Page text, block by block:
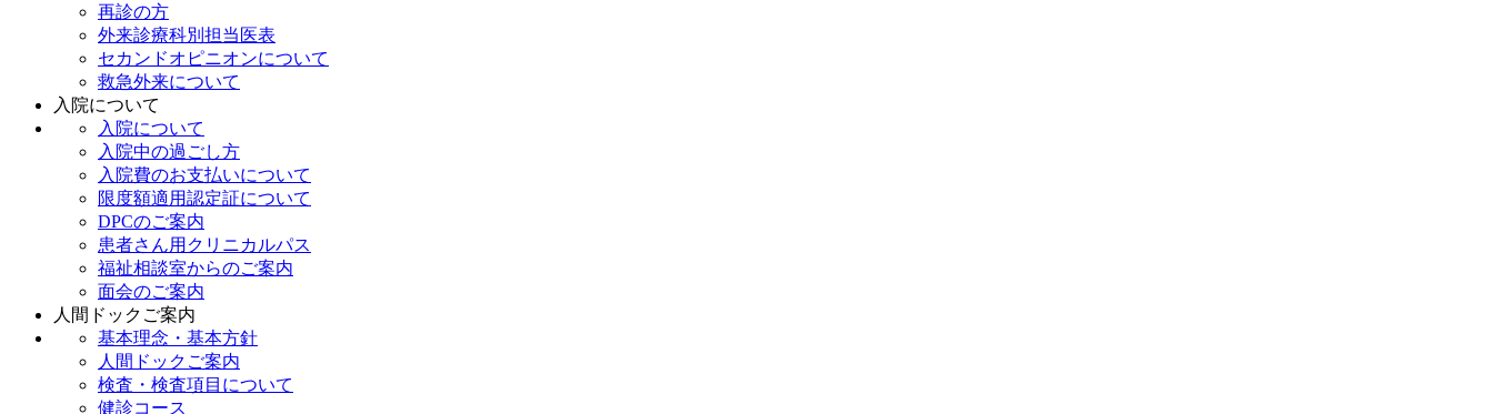
再診の方
外来診療科別担当医表
セカンドオピニオンについて
救急外来について
入院について
入院について
入院中の過ごし方
入院費のお支払いについて
限度額適用認定証について
DPCのご案内
患者さん用クリニカルパス
福祉相談室からのご案内
面会のご案内
人間ドックご案内
基本理念・基本方針
人間ドックご案内
検査・検査項目について
健診コース